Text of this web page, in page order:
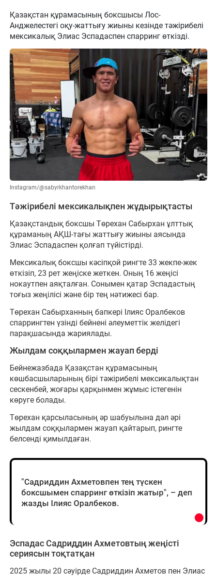
Қазақстан құрамасының боксшысы Лос-
Анджелестегі оқу-жаттығу жиыны кезінде тәжірибелі
мексикалық Элиас Эспадаспен спарринг өткізді.
Instagram/@sabyrkhantorekhan
Тәжірибелі мексикалықпен жұдырықтасты
Қазақстандық боксшы Төрехан Сабырхан ұлттық
құраманың АҚШ-тағы жаттығу жиыны аясында
Элиас Эспадаспен қолғап түйістірді.
Мексикалық боксшы кәсіпқой рингте 33 жекпе-жек
өткізіп, 23 рет жеңіске жеткен. Оның 16 жеңісі
нокаутпен аяқталған. Сонымен қатар Эспадастың
тоғыз жеңілісі және бір тең нәтижесі бар.
Төрехан Сабырханның бапкері Ілияс Оралбеков
спаррингтен үзінді бейнені әлеуметтік желідегі
парақшасында жариялады.
Жылдам соққылармен жауап берді
Бейнежазбада Қазақстан құрамасының
көшбасшыларының бірі тәжірибелі мексикалықтан
сескенбей, жоғары қарқынмен жұмыс істегенін
көруге болады.
Төрехан қарсыласының әр шабуылына дәл әрі
жылдам соққылармен жауап қайтарып, рингте
белсенді қимылдаған.
"Садриддин Ахметовпен тең түскен
боксшымен спарринг өткізіп жатыр", – деп
жазды Ілияс Оралбеков.
Эспадас Садриддин Ахметовтың жеңісті
сериясын тоқтатқан
2025 жылы 20 сәуірде Садриддин Ахметов пен Элиас